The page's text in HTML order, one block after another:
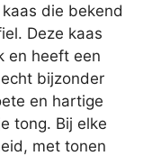
die bekend
Deze kaas
en heeft een
bijzonder
en hartige
tong. Bij elke
met tonen